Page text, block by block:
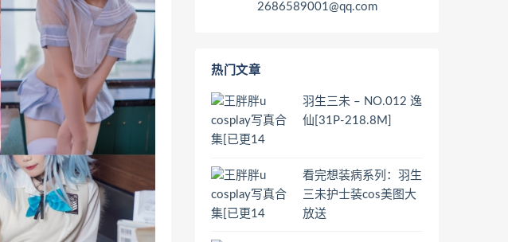
2686589001@qq.com
热门文章
羽生三未 – NO.012 逸
仙[31P-218.8M]
看完想装病系列：羽生
三未护士装cos美图大
放送